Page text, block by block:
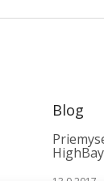
Blog
HighBay